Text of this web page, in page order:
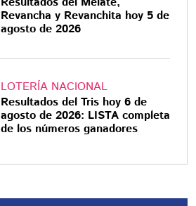
Revancha y Revanchita hoy 5 de
agosto de 2026
LOTERÍA NACIONAL
Resultados del Tris hoy 6 de
agosto de 2026: LISTA completa
de los números ganadores